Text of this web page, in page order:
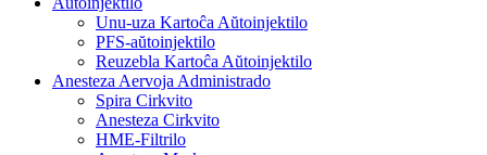
Unu-uza Kartoĉa Aŭtoinjektilo
PFS-aŭtoinjektilo
Reuzebla Kartoĉa Aŭtoinjektilo
Anesteza Aervoja Administrado
Spira Cirkvito
Anesteza Cirkvito
HME-Filtrilo